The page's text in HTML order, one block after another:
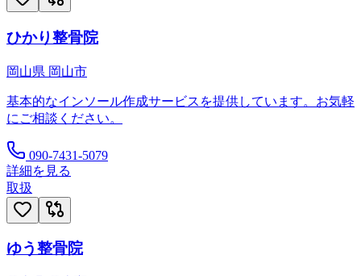
ひかり整骨院
岡山県 岡山市
基本的なインソール作成サービスを提供しています。お気軽
にご相談ください。
090-7431-5079
詳細を見る
取扱
ゆう整骨院